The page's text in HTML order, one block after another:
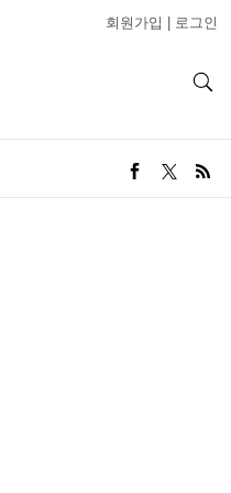
회원가입 로그인